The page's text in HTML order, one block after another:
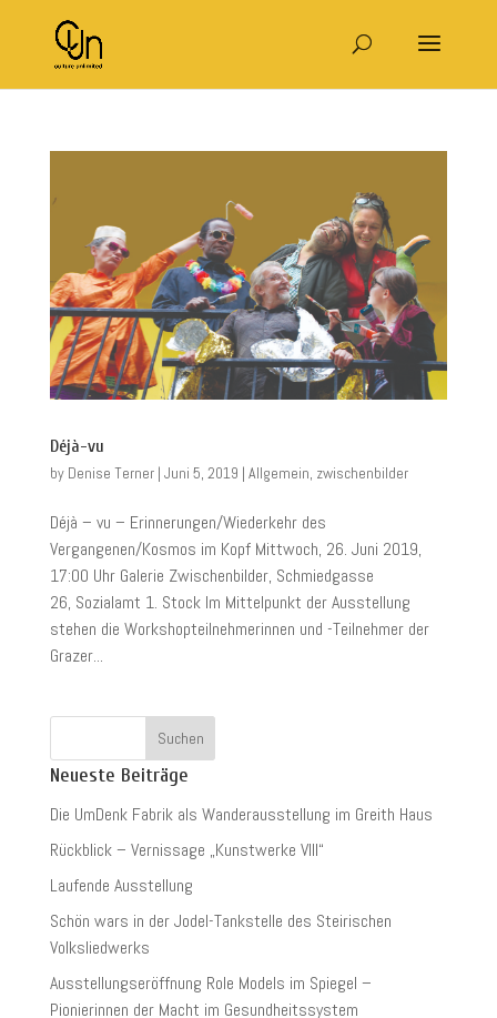
Déjà-vu
by Denise Terner| Juni 5, 2019 | Allgemein, zwischenbilder
Déjà – vu – Erinnerungen/Wiederkehr des
Vergangenen/Kosmos im Kopf Mittwoch, 26. Juni 2019,
17:00 Uhr Galerie Zwischenbilder, Schmiedgasse
26, Sozialamt 1. Stock Im Mittelpunkt der Ausstellung
stehen die Workshopteilnehmerinnen und -Teilnehmer der
Grazer...
Neueste Beiträge
Die UmDenk Fabrik als Wanderausstellung im Greith Haus
Rückblick – Vernissage „Kunstwerke VIII“
Laufende Ausstellung
Schön wars in der Jodel-Tankstelle des Steirischen
Volksliedwerks
Ausstellungseröffnung Role Models im Spiegel –
Pionierinnen der Macht im Gesundheitssystem